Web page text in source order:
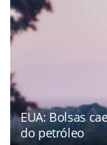
EUA: Bolsas
do petróleo